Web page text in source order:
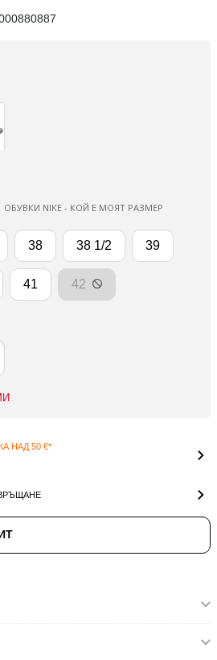
ОБУВКИ NIKE - КОЙ Е МОЯТ РАЗМЕР
38 38 1/2 39
41 42
НАД 50 €*